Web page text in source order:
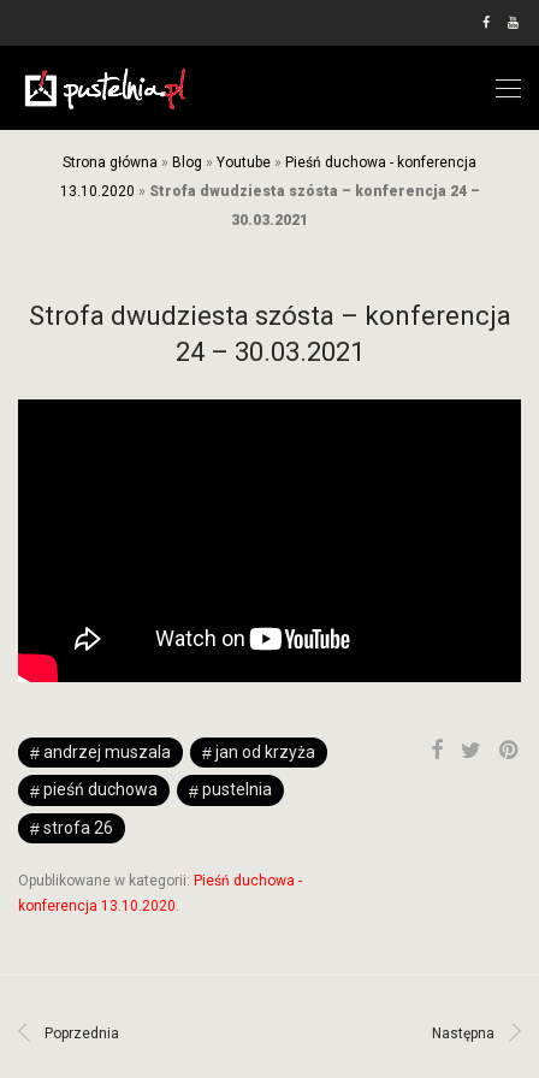
Strona główna » Blog » Youtube » Pieśń duchowa - konferencja
13.10.2020 » Strofa dwudziesta szósta – konferencja 24 –
30.03.2021
Strofa dwudziesta szósta – konferencja
24 – 30.03.2021
andrzej muszala
jan od krzyża
pieśń duchowa
pustelnia
strofa 26
Opublikowane w kategorii: Pieśń duchowa -
konferencja 13.10.2020.
Poprzednia Następna